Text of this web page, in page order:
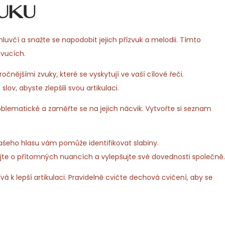
a snažte se napodobit jejich přízvuk a melodii. Tímto
zvuky, které se vyskytují ve vaší cílové řeči.
abyste zlepšili svou artikulaci.
a zaměřte se na jejich nácvik. Vytvořte si seznam
hlasu vám pomůže identifikovat slabiny.
o přítomných nuancích a vylepšujte své dovednosti společně.
k lepší artikulaci. Pravidelně cvičte dechová cvičení, aby se